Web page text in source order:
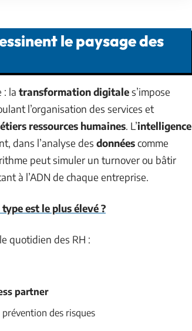
le paysage des
: la transformation digitales’impose
l’organisation des services et
ressources humaines. L’intelligence
dans l’analyse des donnéescomme
peut simuler un turnover ou bâtir
à l’ADN de chaque entreprise.
est le plus élevé ?
quotidien des RH :
partner
prévention des risques